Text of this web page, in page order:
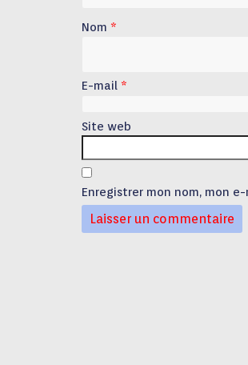
Nom *
E-mail *
Site web
Enregistrer mon nom, mon